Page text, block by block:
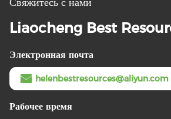
Liaocheng Best
Электронная почта
helenbestresources@aliyun.com
Рабочее время